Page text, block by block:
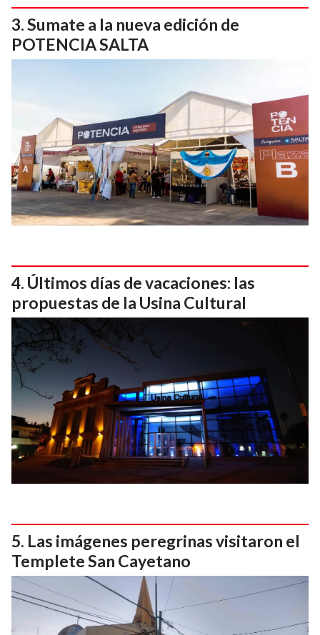
Sumate a la nueva edición de
POTENCIA SALTA
Últimos días de vacaciones: las
propuestas de la Usina Cultural
Las imágenes peregrinas visitaron el
Templete San Cayetano